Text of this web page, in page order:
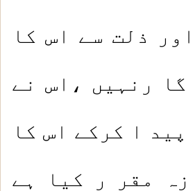
ذلت سے اس کا
رنہیں ،اس نے
ا کرکے اس کا
مقر ر کیا ہے